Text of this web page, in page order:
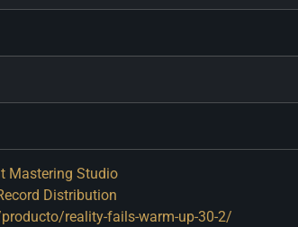
Mastering Studio
Distribution
reality-fails-warm-up-30-2/